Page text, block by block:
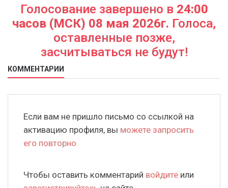
Голосование завершено в 24:00
часов (МСК) 08 мая 2026г. Голоса,
оставленные позже,
засчитываться не будут!
КОММЕНТАРИИ
Если вам не пришло письмо со ссылкой на
активацию профиля, вы можете запросить
его повторно
Чтобы оставить комментарий войдите или